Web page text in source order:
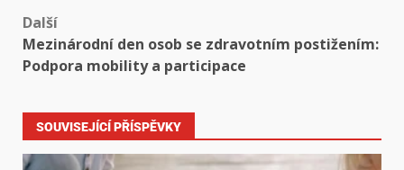
Další
Mezinárodní den osob se zdravotním postižením:
Podpora mobility a participace
SOUVISEJÍCÍ PŘÍSPĚVKY